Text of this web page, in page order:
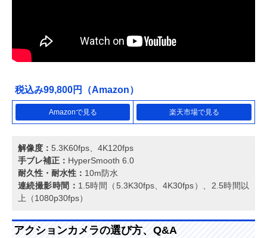
税込み99,800円（Amazon）
Amazonで見る 楽天市場で見る
解像度： 5.3K60fps、4K120fps
手ブレ補正： HyperSmooth 6.0
耐久性・耐水性： 10m防水
連続撮影時間： 1.5時間（5.3K30fps、4K30fps）、2.5時間以
上（1080p30fps）
アクションカメラの選び方、Q&A